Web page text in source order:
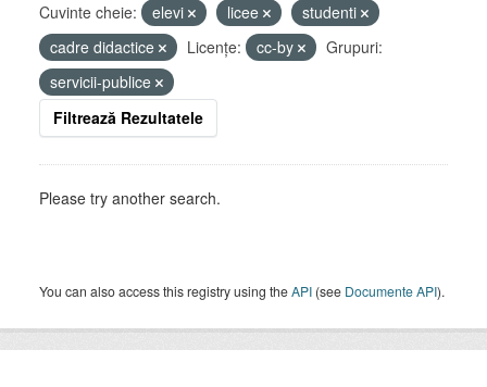
Cuvinte cheie: elevi licee
studenti
cadre didactice
Licenţe: cc-by
Grupuri:
servicii-publice
Filtrează Rezultatele
Please try another search.
You can also access this registry using theAPI (see Documente API).